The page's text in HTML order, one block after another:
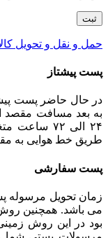
حمل و نقل و تحویل
پست پیشتاز
در حال حاضر پست
به بعد مسافت مقصد
۲۴ الی ۷۲
طریق خط هوایی به
پست سفارشی
زمان تحویل
می باشد. همچنین
بود در این روش